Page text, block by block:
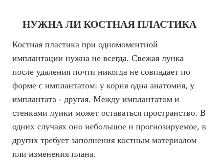
НУЖНА ЛИ КОСТНАЯ ПЛАСТИКА
Костная пластика при одномоментной
имплантации нужна не всегда. Свежая лунка
после удаления почти никогда не совпадает по
форме с имплантатом: у корня одна анатомия, у
имплантата - другая. Между имплантатом и
стенками лунки может оставаться пространство. В
одних случаях оно небольшое и прогнозируемое, в
других требует заполнения костным материалом
или изменения плана.